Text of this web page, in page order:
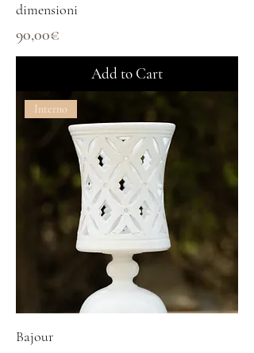
dimensioni
Price
90,00€
Add to Cart
Interno
Bajour